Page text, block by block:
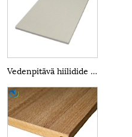
Vedenpitävä hiilidide -seinäpaneeli